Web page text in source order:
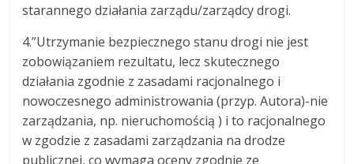
starannego działania zarządu/zarządcy drogi.
4.”Utrzymanie bezpiecznego stanu drogi nie jest
zobowiązaniem rezultatu, lecz skutecznego
działania zgodnie z zasadami racjonalnego i
nowoczesnego administrowania (przyp. Autora)-nie
zarządzania, np. nieruchomością ) i to racjonalnego
w zgodzie z zasadami zarządzania na drodze
publicznej, co wymaga oceny zgodnie ze